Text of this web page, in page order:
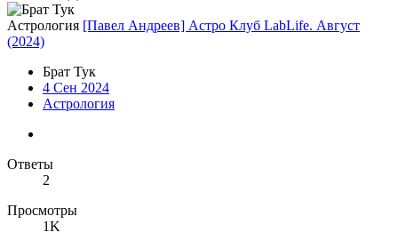
Астрология [Павел Андреев] Астро Клуб LabLife. Август
(2024)
Брат Тук
4 Сен 2024
Астрология
Ответы
2
Просмотры
1K